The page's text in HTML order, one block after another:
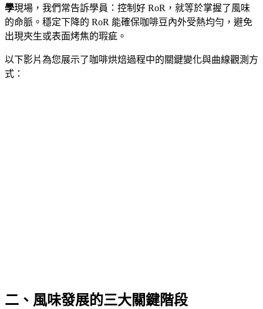
學現場，我們常告訴學員：控制好 RoR，就等於掌握了風味
的命脈。穩定下降的 RoR 能確保咖啡豆內外受熱均勻，避免
出現夾生或表面烤焦的瑕疵。
以下影片為您展示了咖啡烘焙過程中的關鍵變化與曲線觀測方
式：
二、風味發展的三大關鍵階段